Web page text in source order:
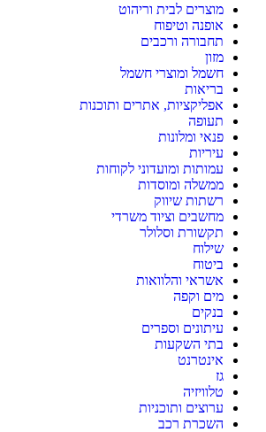
מוצרים לבית וריהוט
אופנה וטיפוח
תחבורה ורכבים
מזון
חשמל ומוצרי חשמל
בריאות
אפליקציות, אתרים ותוכנות
תעופה
פנאי ומלונות
עיריות
עמותות ומועדוני לקוחות
ממשלה ומוסדות
רשתות שיווק
מחשבים וציוד משרדי
תקשורת וסלולר
שילוח
ביטוח
אשראי והלוואות
מים וקפה
בנקים
עיתונים וספרים
בתי השקעות
אינטרנט
גז
טלוויזיה
ערוצים ותוכניות
השכרת רכב